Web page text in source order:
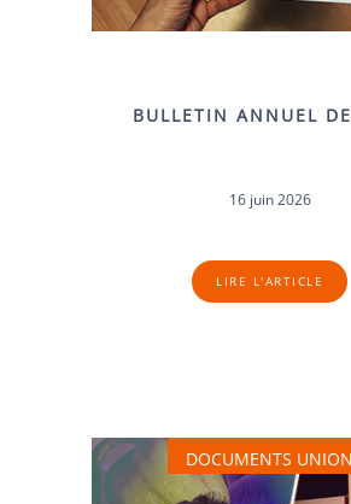
BULLETIN ANNUEL
16 juin 2026
LIRE L'ARTICLE
DOCUMENTS UNION